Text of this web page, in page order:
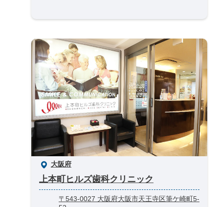
大阪府
上本町ヒルズ歯科クリニック
〒543-0027 大阪府大阪市天王寺区筆ケ崎町5-